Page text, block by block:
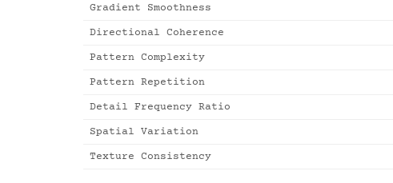
Gradient Smoothness
Directional Coherence
Pattern Complexity
Pattern Repetition
Detail Frequency Ratio
Spatial Variation
Texture Consistency